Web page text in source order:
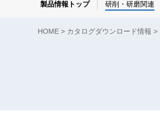
製品情報トップ 研削・研磨関連
HOME カタログダウンロード情報